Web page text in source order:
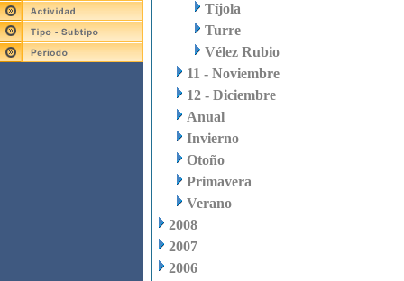
Tíjola
Turre
Vélez Rubio
11 - Noviembre
12 - Diciembre
Anual
Invierno
Otoño
Primavera
Verano
2008
2007
2006